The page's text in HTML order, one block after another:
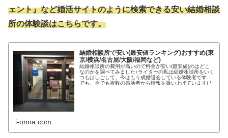
ェント』など婚活サイトのように検索できる安い結婚相談
所の体験談はこちらです。
結婚相談所で安い(最安値ランキング)おすすめ(東
京/横浜/名古屋/大阪/福岡など)
結婚相談所の費用が高いので料金が安い(最安値)のはどこ
なのかを調べてみました♪ライターの私は結婚相談所をいく
つもはしごして、今はもう成婚退会している体験者です。
でも、今でも複数の婚活者から情報を吸い上げています( *
i-onna.com